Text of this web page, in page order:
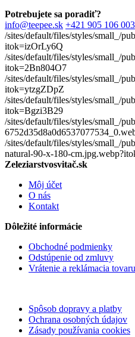
Potrebujete sa poradiť?
info@teepee.sk +421 905 106 003
/sites/default/files/styles/small_/
itok=izOrLy6Q
/sites/default/files/styles/small_/
itok=2Bn804O7
/sites/default/files/styles/small_/
itok=ytzgZDpZ
/sites/default/files/styles/small_/
itok=Bgzi3B29
/sites/default/files/styles/small_/
/sites/default/files/styles/small_/
natural-90-x-180-
Zeleziarstvosvitač.sk
Môj účet
O nás
Kontakt
Dôležité informácie
Obchodné podmienky
Odstúpenie od zmluvy
Vrátenie a reklámacia tovaru
Spôsob dopravy a platby
Ochrana osobných údajov
Zásady používania cookies